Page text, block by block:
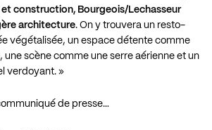
construction, Bourgeois/Lechasseur
architecture. On y trouvera un resto-
végétalisée, un espace détente comme
une scène comme une serre aérienne et un
verdoyant. »
de presse…